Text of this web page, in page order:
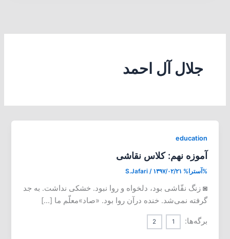
جلال آل احمد
education
آموزه نهم: کلاس نقاشی
%آسترا% S.Jafari / ۱۳۹۷/۰۲/۲۱
◙ زنگ نقّاشی بود، دلخواه و روا نبود. خشکی نداشت. به جد
گرفته نمی‌شد. خنده درآن روا بود. «صاد»معلّم ما […]
برگه‌ها: 1
2